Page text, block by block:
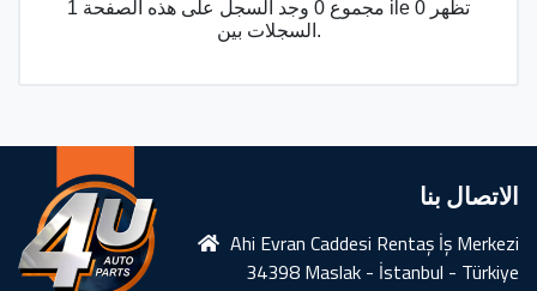
مجموع 0 وجد السجل على هذه الصفحة 1 ile 0 تظهر
السجلات بين.
الاتصال بنا
Ahi Evran Caddesi Rentaş İş Merkezi
34398 Maslak - İstanbul - Türkiye